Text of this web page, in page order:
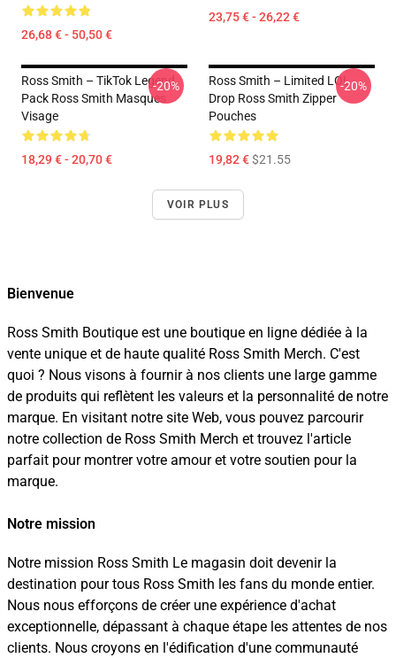
26,68 € - 50,50 €
23,75 € - 26,22 €
Ross Smith – TikTok Legend
Pack Ross Smith Masques
Visage
18,29 € - 20,70 €
-20%
Ross Smith – Limited LOL
Drop Ross Smith Zipper
Pouches
19,82 €$21.55
-20%
VOIR PLUS
Bienvenue
Ross Smith Boutique est une boutique en ligne dédiée à la
vente unique et de haute qualité Ross Smith Merch. C'est
quoi ? Nous visons à fournir à nos clients une large gamme
de produits qui reflètent les valeurs et la personnalité de notre
marque. En visitant notre site Web, vous pouvez parcourir
notre collection de Ross Smith Merch et trouvez l'article
parfait pour montrer votre amour et votre soutien pour la
marque.
Notre mission
Notre mission Ross Smith Le magasin doit devenir la
destination pour tous Ross Smith les fans du monde entier.
Nous nous efforçons de créer une expérience d'achat
exceptionnelle, dépassant à chaque étape les attentes de nos
clients. Nous croyons en l'édification d'une communauté